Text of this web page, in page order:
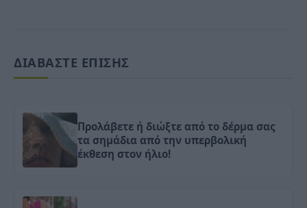
ΔΙΑΒΑΣΤΕ ΕΠΙΣΗΣ
Προλάβετε ή διώξτε από το δέρμα σας
τα σημάδια από την υπερβολική
έκθεση στον ήλιο!